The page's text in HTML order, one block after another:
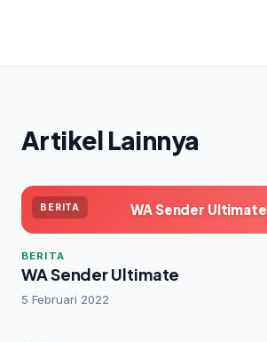
Artikel Lainnya
BERITA WA Sender Ultimate
BERITA
WA Sender Ultimate
5 Februari 2022